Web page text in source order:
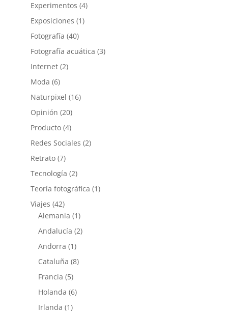
Experimentos (4)
Exposiciones (1)
Fotografía (40)
Fotografía acuática (3)
Internet(2)
Moda (6)
Naturpixel (16)
Opinión (20)
Producto(4)
Redes Sociales (2)
Retrato(7)
Tecnología (2)
Teoría fotográfica (1)
Viajes (42)
Alemania (1)
Andalucía (2)
Andorra (1)
Cataluña (8)
Francia (5)
Holanda (6)
Irlanda (1)